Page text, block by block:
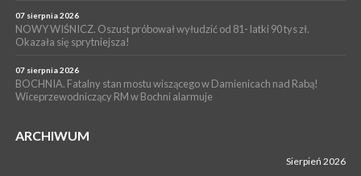
07 sierpnia 2026
NOWY WIŚNICZ. Oszust próbował wyłudzić od 81- latki 90 tys zł.
Okazała się sprytniejsza!
07 sierpnia 2026
BOCHNIA. Fatalny stan mostu wiszącego w Damienicach nad Rabą!
Wiceprzewodniczący RM w Bochni alarmuje
ARCHIWUM
Sierpień 2026